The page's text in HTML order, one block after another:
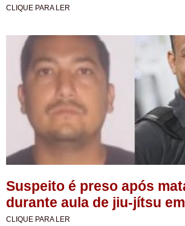
CLIQUE PARA LER
Suspeito é preso após
durante aula de jiu-jítsu
CLIQUE PARA LER